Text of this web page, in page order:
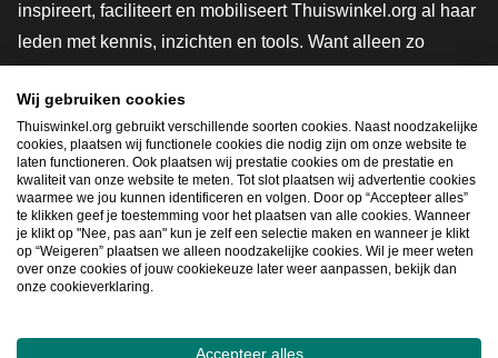
inspireert, faciliteert en mobiliseert Thuiswinkel.org al haar
leden met kennis, inzichten en tools. Want alleen zo
innovatievere toekomst. Dus groei ook mee en maak
shoppen slimmer.
Lid worden
Snel navigeren
Wij gebruiken cookies
Thuiswinkel.org gebruikt verschillende soorten cookies. Naast noodzakelijke
cookies, plaatsen wij functionele cookies die nodig zijn om onze website te
laten functioneren. Ook plaatsen wij prestatie cookies om de prestatie en
kwaliteit van onze website te meten. Tot slot plaatsen wij advertentie cookies
waarmee we jou kunnen identificeren en volgen. Door op “Accepteer alles”
te klikken geef je toestemming voor het plaatsen van alle cookies. Wanneer
je klikt op "Nee, pas aan" kun je zelf een selectie maken en wanneer je klikt
op “Weigeren” plaatsen we alleen noodzakelijke cookies. Wil je meer weten
over onze cookies of jouw cookiekeuze later weer aanpassen, bekijk dan
onze cookieverklaring.
Accepteer alles